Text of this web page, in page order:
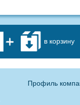
в корзину
Профиль